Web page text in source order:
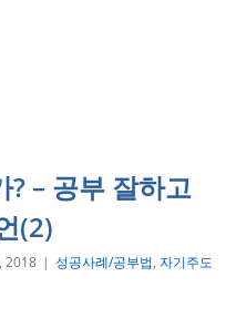
? – 공부 잘하고
(2)
2018 | 성공사례/공부법, 자기주도